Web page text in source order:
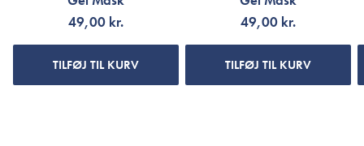
49,00 kr.
TILFØJ TIL KURV
49,00 kr.
TILFØJ TIL KURV